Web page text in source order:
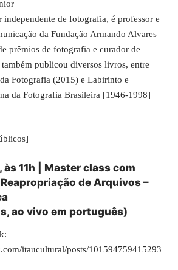
independente de fotografia, é professor e
da Fundação Armando Alvares
prêmios de fotografia e curador de
publicou diversos livros, entre
Fotografia (2015) e Labirinto e
da Fotografia Brasileira [1946-1998]
11h | Master class com
de Arquivos –
ao vivo em português)
itaucultural/posts/101594759415293